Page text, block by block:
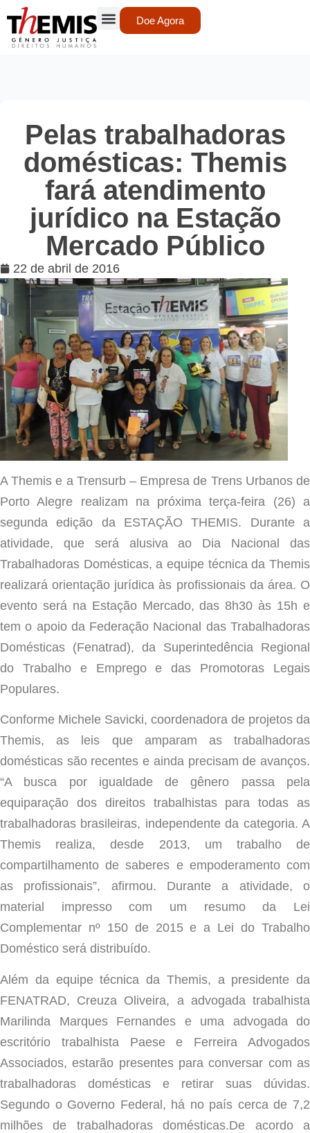
Doe Agora
Pelas trabalhadoras
domésticas: Themis
fará atendimento
jurídico na Estação
Mercado Público
22 de abril de 2016
A Themis e a Trensurb – Empresa de Trens Urbanos de
Porto Alegre realizam na próxima terça-feira (26) a
segunda edição da ESTAÇÃO THEMIS. Durante a
atividade, que será alusiva ao Dia Nacional das
Trabalhadoras Domésticas, a equipe técnica da Themis
realizará orientação jurídica às profissionais da área. O
evento será na Estação Mercado, das 8h30 às 15h e
tem o apoio da Federação Nacional das Trabalhadoras
Domésticas (Fenatrad), da Superintedência Regional
do Trabalho e Emprego e das Promotoras Legais
Populares.
Conforme Michele Savicki, coordenadora de projetos da
Themis, as leis que amparam as trabalhadoras
domésticas são recentes e ainda precisam de avanços.
“A busca por igualdade de gênero passa pela
equiparação dos direitos trabalhistas para todas as
trabalhadoras brasileiras, independente da categoria. A
Themis realiza, desde 2013, um trabalho de
compartilhamento de saberes e empoderamento com
as profissionais”, afirmou. Durante a atividade, o
material impresso com um resumo da Lei
Complementar nº 150 de 2015 e a Lei do Trabalho
Doméstico será distribuído.
Além da equipe técnica da Themis, a presidente da
FENATRAD, Creuza Oliveira, a advogada trabalhista
Marilinda Marques Fernandes e uma advogada do
escritório trabalhista Paese e Ferreira Advogados
Associados, estarão presentes para conversar com as
trabalhadoras domésticas e retirar suas dúvidas.
Segundo o Governo Federal, há no país cerca de 7,2
milhões de trabalhadoras domésticas.De acordo a